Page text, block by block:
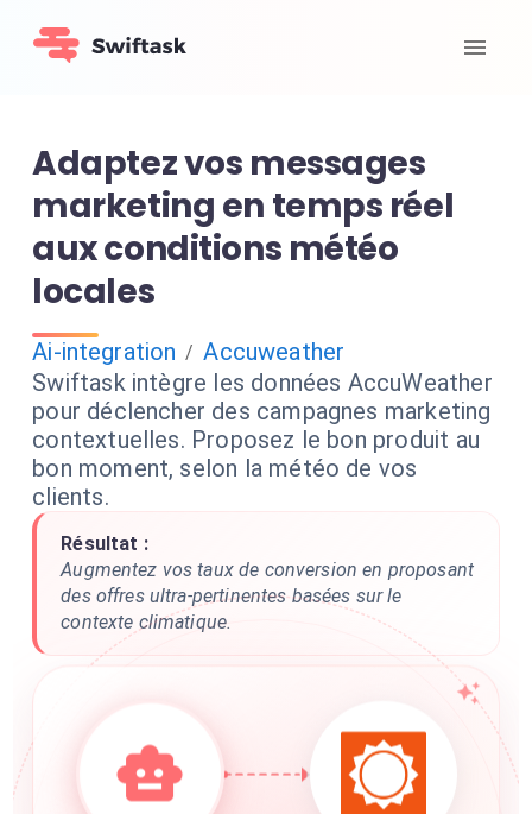
Adaptez vos messages
marketing en temps réel
aux conditions météo
locales
Ai-integration / Accuweather
Swiftask intègre les données AccuWeather
pour déclencher des campagnes marketing
contextuelles. Proposez le bon produit au
bon moment, selon la météo de vos
clients.
Résultat :
Augmentez vos taux de conversion en proposant
des offres ultra-pertinentes basées sur le
contexte climatique.